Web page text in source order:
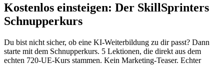
Kostenlos einsteigen: Der SkillSprinters
Schnupperkurs
Du bist nicht sicher, ob eine KI-Weiterbildung zu dir passt? Dann
starte mit dem Schnupperkurs. 5 Lektionen, die direkt aus dem
echten 720-UE-Kurs stammen. Kein Marketing-Teaser. Echter